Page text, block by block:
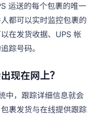
运送的每个包裹的唯一
都可以实时监控包裹的
在发货收据、UPS 帐
踪号码。
现在网上？
中，跟踪详细信息就会
裹发货与在线提供跟踪